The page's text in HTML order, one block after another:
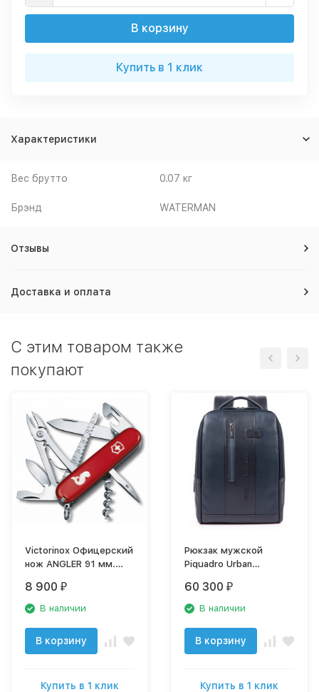
В корзину
Купить в 1 клик
Характеристики
Вес брутто 0.07 кг
Брэнд WATERMAN
Отзывы
Доставка и оплата
C этим товаром также
покупают
Victorinox Офицерский
нож ANGLER 91 мм.
"рыба" 1.3653.72
8 900 ₽
В наличии
В корзину
Купить в 1 клик
Рюкзак мужской
Piquadro Urban
синий натур.кожа
60 300 ₽
В наличии
В корзину
Купить в 1 клик